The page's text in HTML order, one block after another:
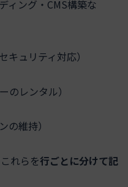
ィング・CMS構築な
キュリティ対応）
のレンタル）
の維持）
れらを行ごとに分けて記